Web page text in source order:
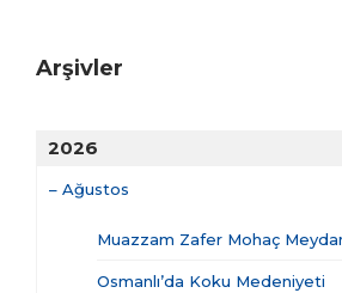
Arşivler
2026
– Ağustos
Muazzam Zafer Mohaç
Osmanlı’da Koku Medeniyeti